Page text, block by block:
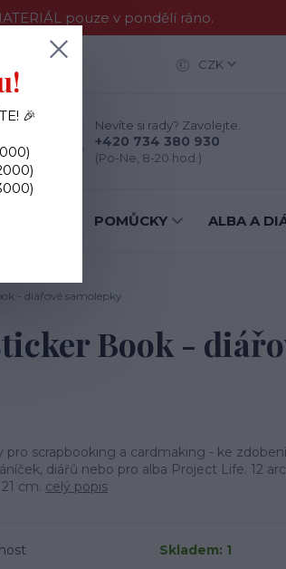
pouze v pondělí ráno.
CZK
Nevíte si rady? Zavolejte.
+420 734 380 930
(Po-Ne, 8-20 hod.)
POMŮCKY ALBA A
- diářové samolepky
Book -
pro scrapbooking a cardmaking - ke
diářů nebo pro alba Project Life. 12
cm. celý popis
Skladem: 1
🎉